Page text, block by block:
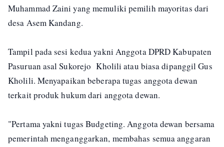
Muhammad Zaini yang memuliki pemilih mayoritas dari
desa Asem Kandang.
Tampil pada sesi kedua yakni Anggota DPRD Kabupaten
Pasuruan asal Sukorejo Kholili atau biasa dipanggil Gus
Kholili. Menyapaikan beberapa tugas anggota dewan
terkait produk hukum dari anggota dewan.
"Pertama yakni tugas Budgeting. Anggota dewan bersama
pemerintah menganggarkan, membahas semua anggaran